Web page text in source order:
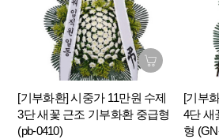
[기부화환] 시중가 11만원 수제
3단 새꽃 근조 기부화환 중급형
(pb-0410)
[기부
4단 새
형